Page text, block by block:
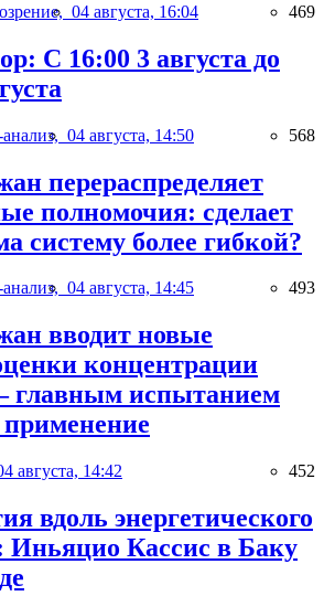
04 августа, 16:04 469
С 16:00 3 августа до
04 августа, 14:50 568
перераспределяет
полномочия: сделает
систему более гибкой?
04 августа, 14:45 493
вводит новые
концентрации
испытанием
применение
августа, 14:42 452
вдоль энергетического
Иньяцио Кассис в Баку